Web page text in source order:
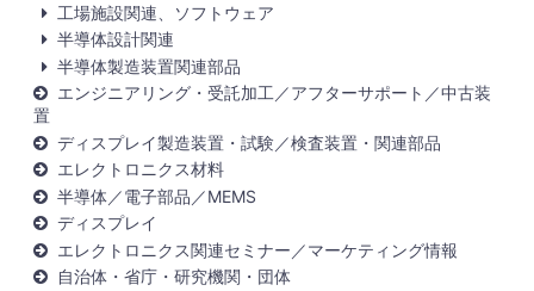
工場施設関連、ソフトウェア
半導体設計関連
半導体製造装置関連部品
エンジニアリング・受託加工／アフターサポート／中古装
置
ディスプレイ製造装置・試験／検査装置・関連部品
エレクトロニクス材料
半導体／電子部品／MEMS
ディスプレイ
エレクトロニクス関連セミナー／マーケティング情報
自治体・省庁・研究機関・団体